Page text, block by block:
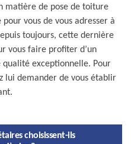
matière de pose de toiture
vous de vous adresser à
toujours, cette dernière
vous faire profiter d’un
qualité exceptionnelle. Pour
lui demander de vous établir
choisissent-ils